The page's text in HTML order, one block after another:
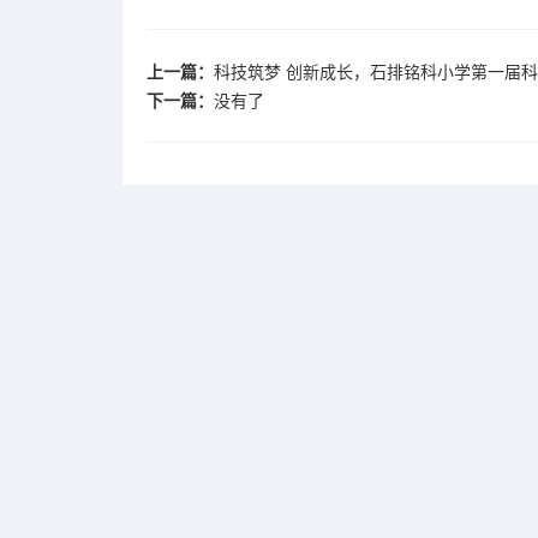
上一篇： 科技筑梦 创新成长，石排铭科小学第一届
下一篇： 没有了